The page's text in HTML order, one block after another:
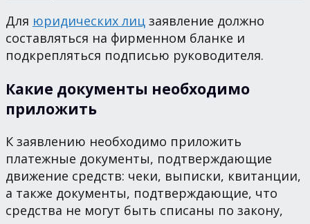
Для юридических лиц заявление должно
составляться на фирменном бланке и
подкрепляться подписью руководителя.
Какие документы необходимо
приложить
К заявлению необходимо приложить
платежные документы, подтверждающие
движение средств: чеки, выписки, квитанции,
а также документы, подтверждающие, что
средства не могут быть списаны по закону,